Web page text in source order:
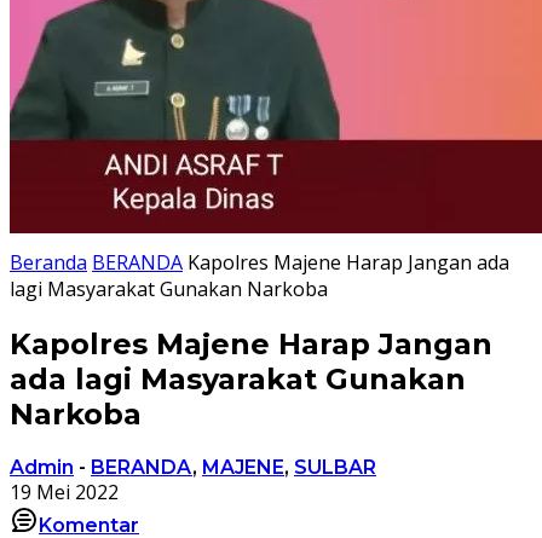
Beranda BERANDA Kapolres Majene Harap Jangan ada
lagi Masyarakat Gunakan Narkoba
Kapolres Majene Harap Jangan
ada lagi Masyarakat Gunakan
Narkoba
Admin - BERANDA, MAJENE, SULBAR
19 Mei 2022
Komentar